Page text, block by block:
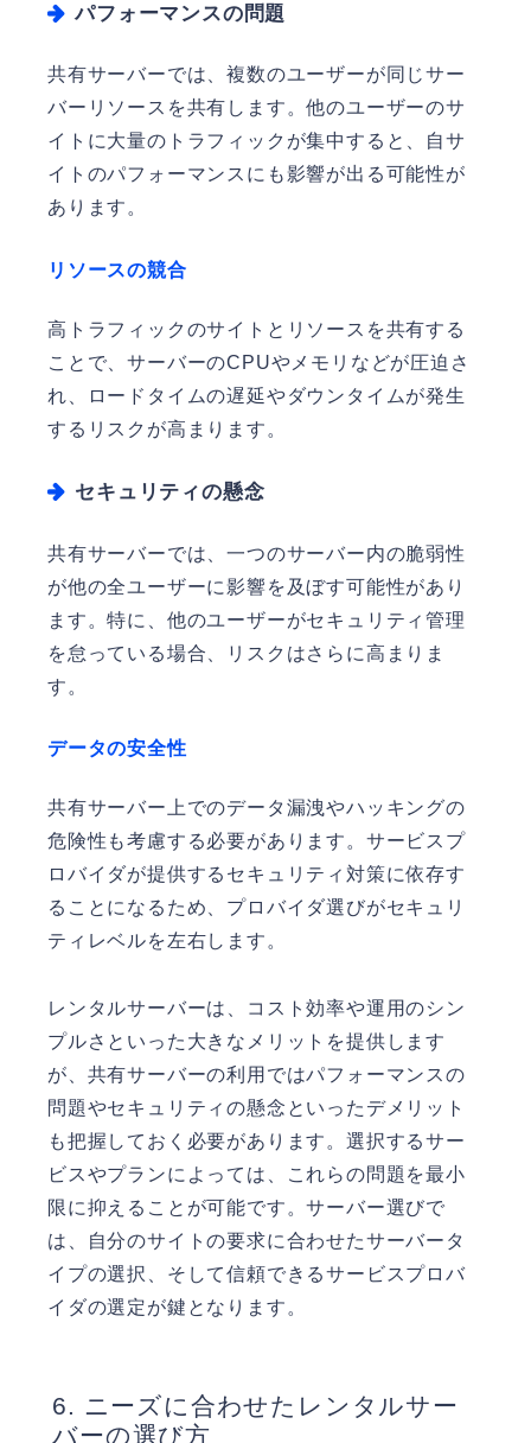
パフォーマンスの問題
共有サーバーでは、複数のユーザーが同じサー
バーリソースを共有します。他のユーザーのサ
イトに大量のトラフィックが集中すると、自サ
イトのパフォーマンスにも影響が出る可能性が
あります。
リソースの競合
高トラフィックのサイトとリソースを共有する
ことで、サーバーのCPUやメモリなどが圧迫さ
れ、ロードタイムの遅延やダウンタイムが発生
するリスクが高まります。
セキュリティの懸念
共有サーバーでは、一つのサーバー内の脆弱性
が他の全ユーザーに影響を及ぼす可能性があり
ます。特に、他のユーザーがセキュリティ管理
を怠っている場合、リスクはさらに高まりま
す。
データの安全性
共有サーバー上でのデータ漏洩やハッキングの
危険性も考慮する必要があります。サービスプ
ロバイダが提供するセキュリティ対策に依存す
ることになるため、プロバイダ選びがセキュリ
ティレベルを左右します。
レンタルサーバーは、コスト効率や運用のシン
プルさといった大きなメリットを提供します
が、共有サーバーの利用ではパフォーマンスの
問題やセキュリティの懸念といったデメリット
も把握しておく必要があります。選択するサー
ビスやプランによっては、これらの問題を最小
限に抑えることが可能です。サーバー選びで
は、自分のサイトの要求に合わせたサーバータ
イプの選択、そして信頼できるサービスプロバ
イダの選定が鍵となります。
ニーズに合わせたレンタルサー
バーの選び方